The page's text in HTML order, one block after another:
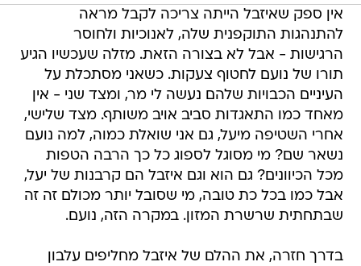
אין ספק שאיזבל הייתה צריכה לקבל מראה
להתנהגות התוקפנית שלה, לאנוכיות ולחוסר
הרגישות - אבל לא בצורה הזאת. מזלה שעכשיו הגיע
תורו של נועם לחטוף צעקות. כשאני מסתכלת על
העיניים הכבויות שלהם נעשה לי מר, ומצד שני - אין
מאחד כמו התאגדות סביב אויב משותף. מצד שלישי,
אחרי השטיפה מיעל, גם אני שואלת כמוה, למה נועם
נשאר שם? מי מסוגל לספוג כל כך הרבה הטפות
מכל הכיוונים? גם הוא וגם איזבל הם קרבנות של יעל,
אבל כמו בכל כת טובה, מי שסובל יותר מכולם זה זה
שבתחתית שרשרת המזון. במקרה הזה, נועם.
בדרך חזרה, את ההלם של איזבל מחליפים עלבון